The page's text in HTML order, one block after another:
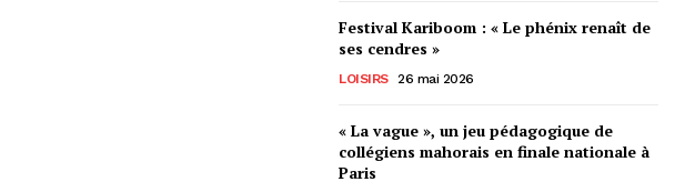
Festival Kariboom : « Le phénix renaît de
ses cendres »
LOISIRS 26 mai 2026
« La vague », un jeu pédagogique de
collégiens mahorais en finale nationale à
Paris